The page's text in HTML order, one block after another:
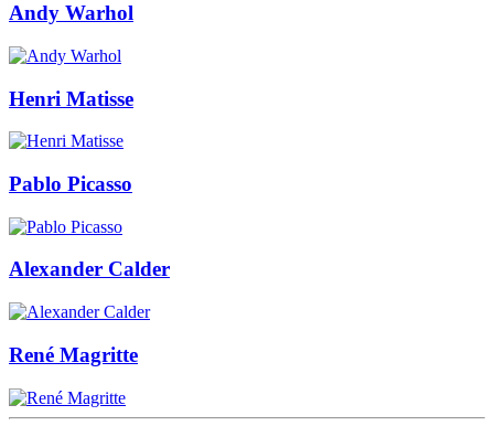
Andy Warhol
Henri Matisse
Pablo Picasso
Alexander Calder
René Magritte